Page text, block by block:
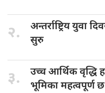
२. अन्तर्राष्ट्रिय युवा
सुरु
३. उच्च आर्थिकवृद्धि
भूमिका महत्वपूर्ण छ